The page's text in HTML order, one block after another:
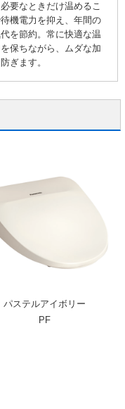
要なときだけ温めるこ
待機電力を抑え、年間の
を節約。常に快適な温
保ちながら、ムダな加
ぎます。
パステルアイボリー
PF